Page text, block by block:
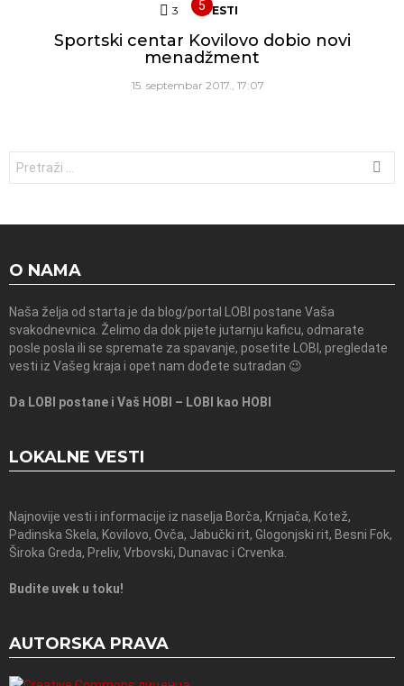
3 Komentara
VESTI
Sportski centar Kovilovo dobio novi
menadžment
15. septembar 2017., 17:07
O NAMA
Naša želja od starta je da blog/portal LOBI postane Vaša
svakodnevnica. Želimo da dok pijete jutarnju kaficu, odmarate
posle posla ili se spremate za spavanje, posetite LOBI, pregledate
vesti iz Vašeg kraja i opet nam dođete sutradan 😉
Da LOBI postane i Vaš HOBI – LOBI kao HOBI
LOKALNE VESTI
Najnovije vesti i informacije iz naselja Borča, Krnjača, Kotež,
Padinska Skela, Kovilovo, Ovča, Jabučki rit, Glogonjski rit, Besni Fok,
Široka Greda, Preliv, Vrbovski, Dunavac i Crvenka.
Budite uvek u toku!
AUTORSKA PRAVA